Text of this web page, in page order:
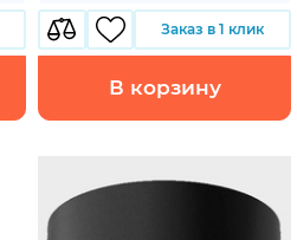
Заказ в 1 клик
В корзину